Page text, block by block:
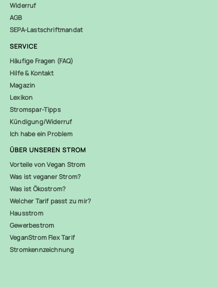
Widerruf
AGB
SEPA-Lastschriftmandat
SERVICE
Häufige Fragen (FAQ)
Hilfe & Kontakt
Magazin
Lexikon
Stromspar-Tipps
Kündigung/Widerruf
Ich habe ein Problem
ÜBER UNSEREN STROM
Vorteile von Vegan Strom
Was ist veganer Strom?
Was ist Ökostrom?
Welcher Tarif passt zu mir?
Hausstrom
Gewerbestrom
VeganStrom Flex Tarif
Stromkennzeichnung